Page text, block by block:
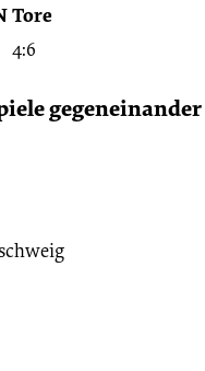
Tore
4:6
gegeneinander